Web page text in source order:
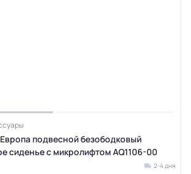
подвесной безободковый
сиденье с микролифтом AQ1106-00
2-4 дня